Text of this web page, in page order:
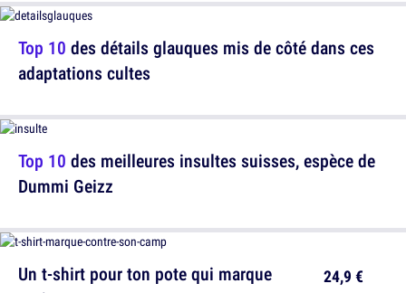
Top 10 des meilleures insultes suisses, espèce de
Dummi Geizz
Top 10 des détails glauques mis de côté dans ces
adaptations cultes
Un t-shirt pour ton pote qui marque
24,9 €